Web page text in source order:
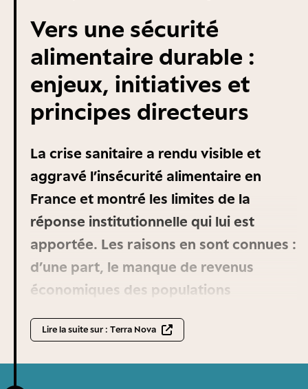
Vers une sécurité
alimentaire durable :
enjeux, initiatives et
principes directeurs
La crise sanitaire a rendu visible et
aggravé l’insécurité alimentaire en
France et montré les limites de la
réponse institutionnelle qui lui est
apportée. Les raisons en sont connues :
d’une part, le manque de revenus
économiques des populations
conjonction avec des conditions de vie
Lire la suite sur : Terra Nova